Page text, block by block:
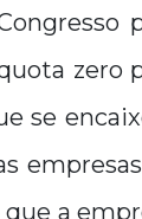
zero
se
a